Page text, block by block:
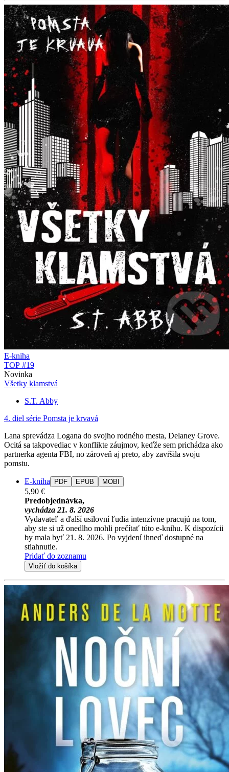
E-kniha
TOP #19
Novinka
Všetky klamstvá
S.T. Abby
4. diel série Pomsta je krvavá
Lana sprevádza Logana do svojho rodného mesta, Delaney Grove.
Ocitá sa takpovediac v konflikte záujmov, keďže sem prichádza ako
partnerka agenta FBI, no zároveň aj preto, aby zavŕšila svoju
pomstu.
E-kniha PDF EPUB MOBI
5,90 €
Predobjednávka,
vychádza 21. 8. 2026
Vydavateľ a ďalší usilovní ľudia intenzívne pracujú na tom,
aby ste si už onedlho mohli prečítať túto e-knihu. K dispozícii
by mala byť 21. 8. 2026. Po vyjdení ihneď dostupné na
stiahnutie.
Pridať do zoznamu
Vložiť do košíka